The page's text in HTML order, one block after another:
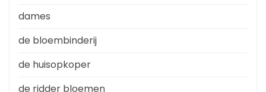
dames
de bloembinderij
de huisopkoper
de ridder bloemen